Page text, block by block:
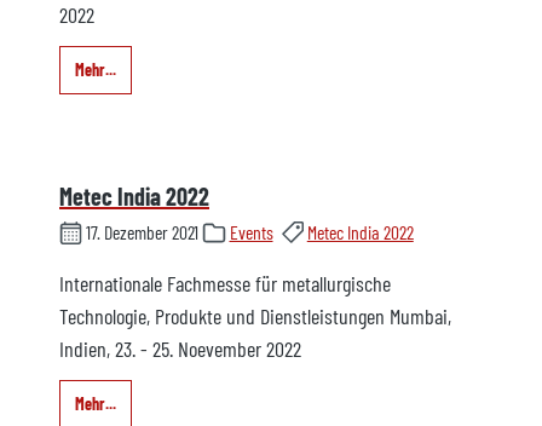
2022
Mehr...
Metec India 2022
17. Dezember 2021 Events Metec India 2022
Internationale Fachmesse für metallurgische
Technologie, Produkte und Dienstleistungen Mumbai,
Indien, 23. - 25. Noevember 2022
Mehr...